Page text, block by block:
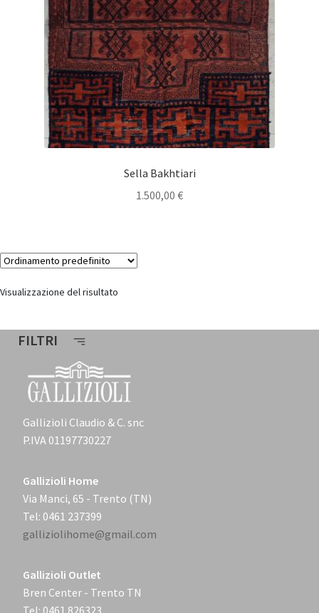
Sella Bakhtiari
1.500,00 €
Visualizzazione del risultato
FILTRI
Gallizioli Claudio & C. snc
P.IVA 01197730227
Gallizioli Home
Via Manci, 65 - Trento (TN)
Tel: 0461 237399
galliziolihome@gmail.com
Gallizioli Outlet
Bren Center - Trento TN